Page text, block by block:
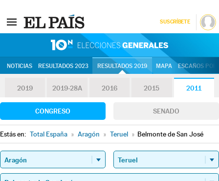
SUSCRÍBETE
NOTICIAS RESULTADOS 2023 RESULTADOS 2019 MAPA ESCAÑOS
2019 2019-28A 2016 2015 2011
CONGRESO SENADO
Estás en: Total España » Aragón » Teruel » Belmonte de San José